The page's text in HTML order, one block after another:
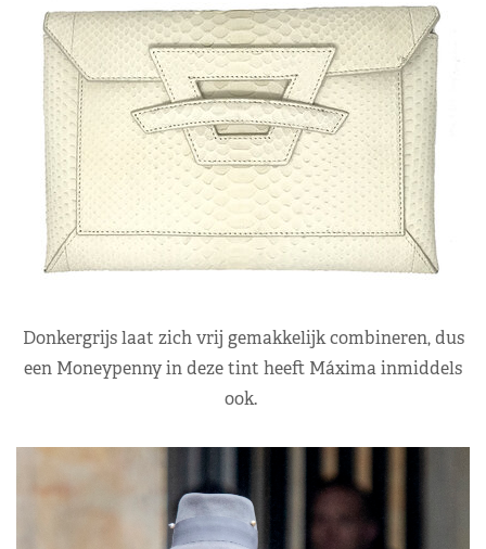
Donkergrijs laat zich vrij gemakkelijk combineren, dus
een Moneypenny in deze tint heeft Máxima inmiddels
ook.